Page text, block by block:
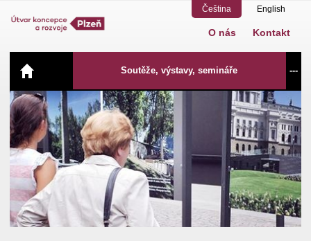
Čeština English
Navigace Soutěže, výstavy, semináře ---
O nás Kontakt